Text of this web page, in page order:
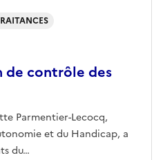
de contrôle des
Parmentier-Lecocq,
et du Handicap, a
du…